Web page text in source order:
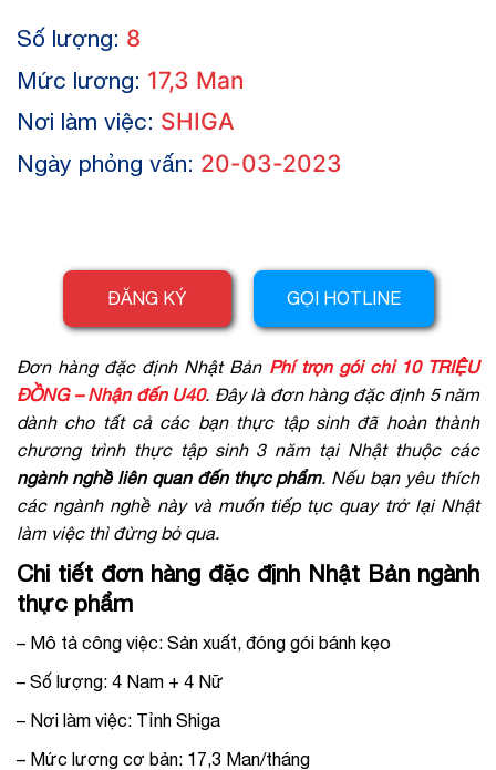
Số lượng: 8
Mức lương: 17,3 Man
Nơi làm việc: SHIGA
Ngày phỏng vấn: 20-03-2023
ĐĂNG KÝ GỌI HOTLINE
Đơn hàng đặc định Nhật Bản Phí trọn gói chỉ 10 TRIỆU
ĐỒNG – Nhận đến U40. Đây là đơn hàng đặc định 5 năm
dành cho tất cả các bạn thực tập sinh đã hoàn thành
chương trình thực tập sinh 3 năm tại Nhật thuộc các
ngành nghề liên quan đến thực phẩm. Nếu bạn yêu thích
các ngành nghề này và muốn tiếp tục quay trở lại Nhật
làm việc thì đừng bỏ qua.
Chi tiết đơn hàng đặc định Nhật Bản ngành
thực phẩm
– Mô tả công việc: Sản xuất, đóng gói bánh kẹo
– Số lượng: 4 Nam + 4 Nữ
– Nơi làm việc: Tỉnh Shiga
– Mức lương cơ bản: 17,3 Man/tháng